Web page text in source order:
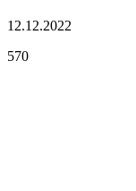
12.12.2022
570